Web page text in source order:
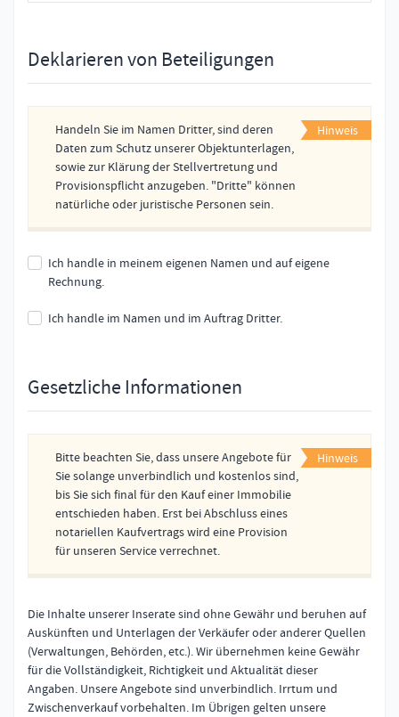
Deklarieren von Beteiligungen
Hinweis
Handeln Sie im Namen Dritter, sind deren
Daten zum Schutz unserer Objektunterlagen,
sowie zur Klärung der Stellvertretung und
Provisionspflicht anzugeben. "Dritte" können
natürliche oder juristische Personen sein.
Ich handle in meinem eigenen Namen und auf eigene
Rechnung.
Ich handle im Namen und im Auftrag Dritter.
Gesetzliche Informationen
Hinweis
Bitte beachten Sie, dass unsere Angebote für
Sie solange unverbindlich und kostenlos sind,
bis Sie sich final für den Kauf einer Immobilie
entschieden haben. Erst bei Abschluss eines
notariellen Kaufvertrags wird eine Provision
für unseren Service verrechnet.
Die Inhalte unserer Inserate sind ohne Gewähr und beruhen auf
Auskünften und Unterlagen der Verkäufer oder anderer Quellen
(Verwaltungen, Behörden, etc.). Wir übernehmen keine Gewähr
für die Vollständigkeit, Richtigkeit und Aktualität dieser
Angaben. Unsere Angebote sind unverbindlich. Irrtum und
Zwischenverkauf vorbehalten. Im Übrigen gelten unsere